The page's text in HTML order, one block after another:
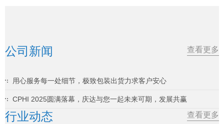
公司新闻 查看更多
用心服务每一处细节，极致包装出货力求客户安心
CPHI 2025圆满落幕，庆达与您一起未来可期，发展共赢
行业动态 查看更多